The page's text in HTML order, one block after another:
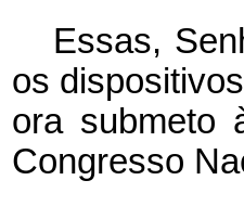
Essas,
os
ora submeto
Congresso